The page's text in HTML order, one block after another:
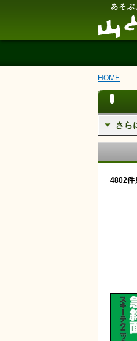
HOME
さら
4802件